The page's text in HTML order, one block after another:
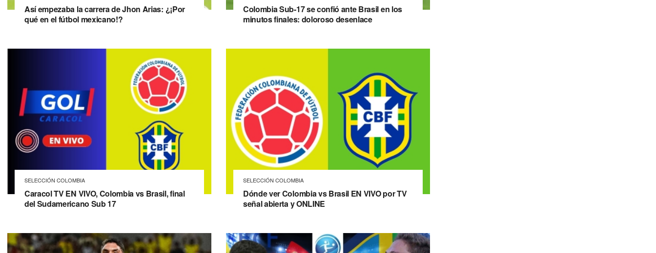
Así empezaba la carrera de Jhon Arias: ¿¡Por
qué en el fútbol mexicano!?
Colombia Sub-17 se confió ante Brasil en los
minutos finales: doloroso desenlace
SELECCIÓN COLOMBIA
Caracol TV EN VIVO, Colombia vs Brasil, final
del Sudamericano Sub 17
SELECCIÓN COLOMBIA
Dónde ver Colombia vs Brasil EN VIVO por TV
señal abierta y ONLINE